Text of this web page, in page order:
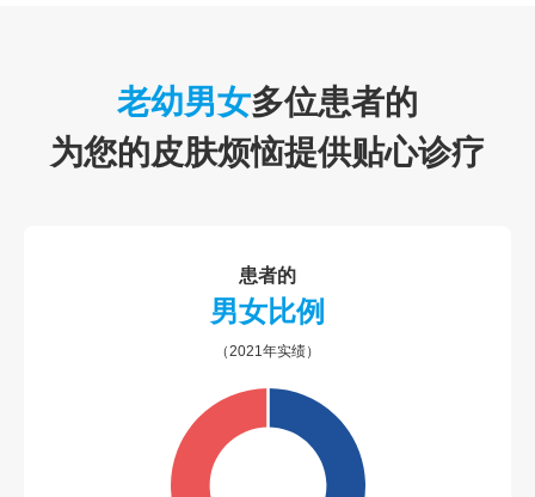
老幼男女多位患者的
为您的皮肤烦恼提供贴心诊疗
患者的
男女比例
（2021年实绩）